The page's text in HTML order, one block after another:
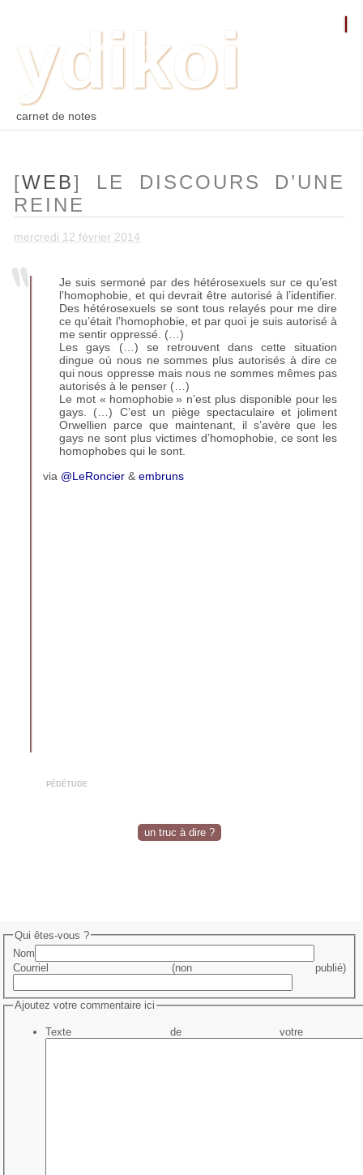
TAGS
CONTACT ⛵︎
ydikoi
carnet de notes
[WEB] LE DISCOURS D’UNE
REINE
mercredi 12 février 2014
Je suis sermoné par des hétérosexuels sur ce qu’est
l’homophobie, et qui devrait être autorisé à l’identifier.
Des hétérosexuels se sont tous relayés pour me dire
ce qu’était l’homophobie, et par quoi je suis autorisé à
me sentir oppressé. (…)
Les gays (…) se retrouvent dans cette situation
dingue où nous ne sommes plus autorisés à dire ce
qui nous oppresse mais nous ne sommes mêmes pas
autorisés à le penser (…)
Le mot « homophobie » n’est plus disponible pour les
gays. (…) C’est un piège spectaculaire et joliment
Orwellien parce que maintenant, il s’avère que les
gays ne sont plus victimes d’homophobie, ce sont les
homophobes qui le sont.
via @LeRoncier &embruns
pédétude
un truc à dire ?
Qui êtes-vous ?
Nom
Courriel (non publié)
Ajoutez votre commentaire ici
Texte de votre